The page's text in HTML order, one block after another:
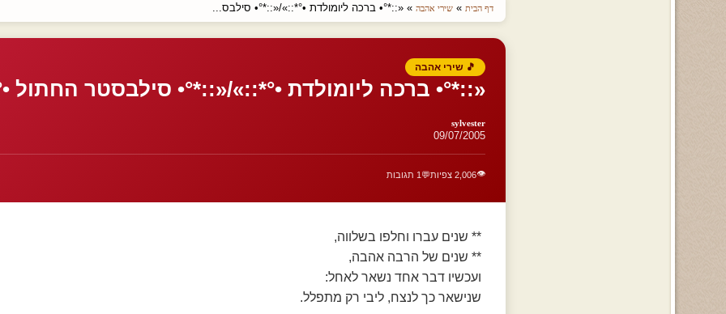
דף הבית » שירי אהבה » «::*°• ברכה ליומולדת •°*::»/«::*°• סילבס...
🎵 שירי אהבה
«::*°• ברכה ליומולדת •°*::»/«::*°• סילבסטר החתול
sylvester
09/07/2005
👁️2,006 צפיות 💬 1 תגובות
** שנים עברו וחלפו בשלווה,
** שנים של הרבה אהבה,
ועכשיו דבר אחד נשאר לאחל:
שנישאר כך לנצח, ליבי רק מתפלל.